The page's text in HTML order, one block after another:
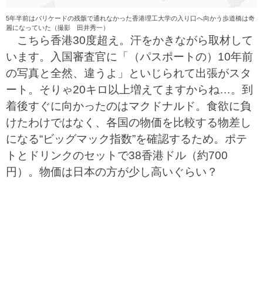
5年半前はバリケードの残骸で通れなかった香港理工大学の入り口へ向かう歩道橋は奇
麗になっていた（撮影 田井秀一）
こちら香港30度超え。汗をかきながら取材して
います。入国審査官に「（パスポートの）10年前
の写真と全然、違うよ」といじられて出張がスタ
ート。そりゃ20キロ以上増えてますからね…。到
着後すぐに向かったのはマクドナルド。食欲に負
けたわけではなく、各国の物価を比較する物差し
になる“ビッグマック指数”を確認するため。ポテ
トとドリンクのセットで38香港ドル（約700
円）。物価は日本の方が少し高いぐらい？